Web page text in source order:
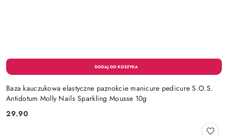
Baza kauczukowa elastyczne paznokcie manicure pedicure S.O.S.
Antidotum Molly Nails Sparkling Mousse 10g
Cena:
29.90